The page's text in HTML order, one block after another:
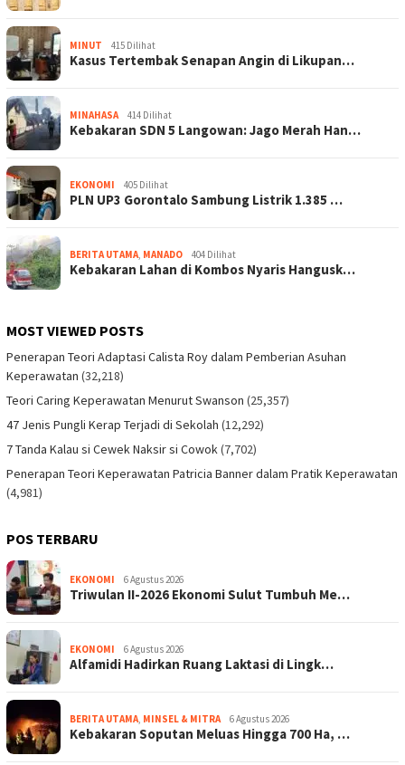
MINUT 415 Dilihat
Kasus Tertembak Senapan Angin di Likupan…
MINAHASA 414 Dilihat
Kebakaran SDN 5 Langowan: Jago Merah Han…
EKONOMI 405 Dilihat
PLN UP3 Gorontalo Sambung Listrik 1.385 …
BERITA UTAMA MANADO 404 Dilihat
Kebakaran Lahan di Kombos Nyaris Hangusk…
MOST VIEWED POSTS
Penerapan Teori Adaptasi Calista Roy dalam Pemberian Asuhan
Keperawatan (32,218)
Teori Caring Keperawatan Menurut Swanson (25,357)
47 Jenis Pungli Kerap Terjadi di Sekolah (12,292)
7 Tanda Kalau si Cewek Naksir si Cowok(7,702)
Penerapan Teori Keperawatan Patricia Banner dalam Pratik Keperawatan
(4,981)
POS TERBARU
EKONOMI 6 Agustus 2026
Triwulan II-2026 Ekonomi Sulut Tumbuh Me…
EKONOMI 6 Agustus 2026
Alfamidi Hadirkan Ruang Laktasi di Lingk…
BERITA UTAMA MINSEL & MITRA 6 Agustus 2026
Kebakaran Soputan Meluas Hingga 700 Ha, …